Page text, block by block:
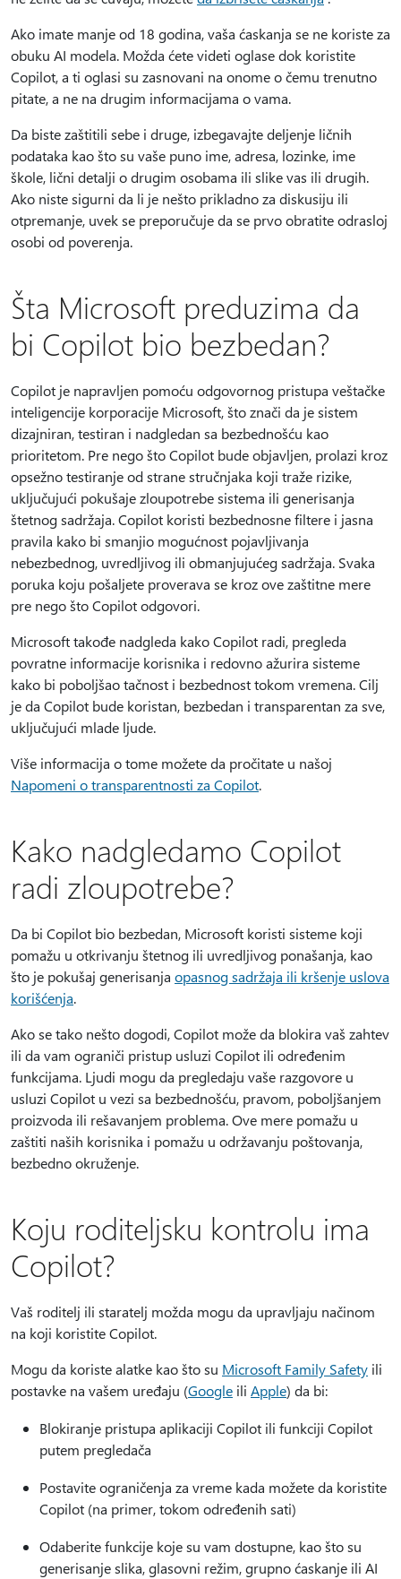
Ako imate manje od 18 godina, vaša ćaskanja se ne koriste za
obuku AI modela. Možda ćete videti oglase dok koristite
Copilot, a ti oglasi su zasnovani na onome o čemu trenutno
pitate, a ne na drugim informacijama o vama.
Da biste zaštitili sebe i druge, izbegavajte deljenje ličnih
podataka kao što su vaše puno ime, adresa, lozinke, ime
škole, lični detalji o drugim osobama ili slike vas ili drugih.
Ako niste sigurni da li je nešto prikladno za diskusiju ili
otpremanje, uvek se preporučuje da se prvo obratite odrasloj
osobi od poverenja.
Šta Microsoft preduzima da
bi Copilot bio bezbedan?
Copilot je napravljen pomoću odgovornog pristupa veštačke
inteligencije korporacije Microsoft, što znači da je sistem
dizajniran, testiran i nadgledan sa bezbednošću kao
prioritetom. Pre nego što Copilot bude objavljen, prolazi kroz
opsežno testiranje od strane stručnjaka koji traže rizike,
uključujući pokušaje zloupotrebe sistema ili generisanja
štetnog sadržaja. Copilot koristi bezbednosne filtere i jasna
pravila kako bi smanjio mogućnost pojavljivanja
nebezbednog, uvredljivog ili obmanjujućeg sadržaja. Svaka
poruka koju pošaljete proverava se kroz ove zaštitne mere
pre nego što Copilot odgovori.
Microsoft takođe nadgleda kako Copilot radi, pregleda
povratne informacije korisnika i redovno ažurira sisteme
kako bi poboljšao tačnost i bezbednost tokom vremena. Cilj
je da Copilot bude koristan, bezbedan i transparentan za sve,
uključujući mlade ljude.
Više informacija o tome možete da pročitate u našoj
Napomeni o transparentnosti za Copilot.
Kako nadgledamo Copilot
radi zloupotrebe?
Da bi Copilot bio bezbedan, Microsoft koristi sisteme koji
pomažu u otkrivanju štetnog ili uvredljivog ponašanja, kao
što je pokušaj generisanja opasnog sadržaja ili kršenje uslova
korišćenja.
Ako se tako nešto dogodi, Copilot može da blokira vaš zahtev
ili da vam ograniči pristup usluzi Copilot ili određenim
funkcijama. Ljudi mogu da pregledaju vaše razgovore u
usluzi Copilot u vezi sa bezbednošću, pravom, poboljšanjem
proizvoda ili rešavanjem problema. Ove mere pomažu u
zaštiti naših korisnika i pomažu u održavanju poštovanja,
bezbedno okruženje.
Koju roditeljsku kontrolu ima
Copilot?
Vaš roditelj ili staratelj možda mogu da upravljaju načinom
na koji koristite Copilot.
Mogu da koriste alatke kao što su Microsoft Family Safety ili
postavke na vašem uređaju (Google ili Apple) da bi:
Blokiranje pristupa aplikaciji Copilot ili funkciji Copilot
putem pregledača
Postavite ograničenja za vreme kada možete da koristite
Copilot (na primer, tokom određenih sati)
Odaberite funkcije koje su vam dostupne, kao što su
generisanje slika, glasovni režim, grupno ćaskanje ili AI